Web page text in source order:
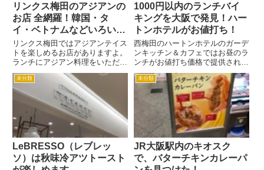
リンクス梅田のアジアンの
お店 全網羅！韓国・タ
イ・ベトナムなどいろいろ
あるよ
リンクス梅田ではアジアンテイス
トを楽しめるお店がありますよ。
ランチにアジアン料理をいただく
というのもいいかも。 タイ料
理 リンクス梅田8F 東京ガパ
オ 東京ガパオはタイ料理のお店
です。関東で展開しているお店で
すが、関西には初出店でリンクス
梅...
1000円以内のランチバイ
キングを大阪で発見！ハー
トンホテルがお値打ち！
西梅田のハートンホテルのガーデ
ンキッチン＆カフェではお昼のラ
ンチがお値打ち価格で提供されて
います。 選べるメインディッシ
ュにハーフバイキング（焼きたて
パン・十五穀米・サラダバー・ド
リンクバー・本日のスープ）がつ
いて、おおよそ1000円で食べ...
未分類
LeBRESSO（レブレッ
ソ）は秋味冷アツトースト
未分類
JR大阪駅内のキオスク
で、バターチキンカレーパ